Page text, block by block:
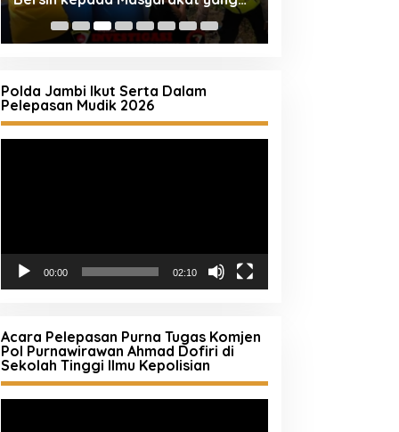
Sekolah, Kepala Desa dan Orang
Tua Selesaikan Kasus Tawuran di
Polda Jambi Ikut Serta Dalam
Pelepasan Mudik 2026
00:00 02:10
Acara Pelepasan Purna Tugas Komjen
Pol Purnawirawan Ahmad Dofiri di
Sekolah Tinggi Ilmu Kepolisian